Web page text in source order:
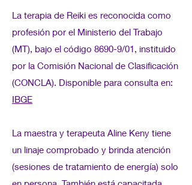
La terapia de Reiki es reconocida como
profesión por el Ministerio del Trabajo
(MT), bajo el código 8690-9/01, instituido
por la Comisión Nacional de Clasificación
(CONCLA). Disponible para consulta en:
IBGE
La maestra y terapeuta Aline Keny tiene
un linaje comprobado y brinda atención
(sesiones de tratamiento de energía) solo